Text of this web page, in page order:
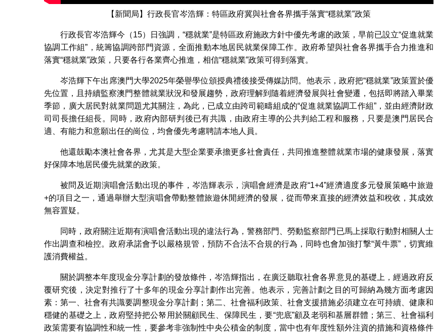
【新聞局】行政長官岑浩輝：特區政府冀與社會各界攜手落實“穩就業”政策
行政長官岑浩輝今（15）日強調，“穩就業”是特區政府施政方針中優先考慮的政策，早前已設立“促進就業
協調工作組”，統籌協調跨部門資源，全面推動本地居民就業保障工作。政府希望與社會各界攜手合力推進和
落實“穩就業”政策，只要各行各業齊心推進，相信“穩就業”政策可得到落實。
岑浩輝下午出席澳門大學2025年榮譽學位頒授典禮後接受傳媒訪問。他表示，政府把“穩就業”政策置於優
先位置，且持續監察澳門整體就業狀況和發展趨勢，政府理解到隨着經濟發展與社會變遷，包括即將踏入畢業
季節，廣大居民對就業問題尤其關注，為此，已成立由跨司範疇組成的“促進就業協調工作組”，並由經濟財政
司司長擔任組長。同時，政府內部研判後已有共識，由政府主導的公共判給工程和服務，只要是澳門居民合
適、有能力和意願出任的崗位，均會優先考慮聘請本地人員。
他還鼓勵本澳社會各界，尤其是大型企業要承擔更多社會責任，共同推進整體就業市場的健康發展，落實
好保障本地居民優先就業的政策。
被問及近期演唱會活動出現的事件，岑浩輝表示，演唱會經濟是政府“1+4”經濟適度多元發展策略中旅遊
+的項目之一，通過舉辦大型演唱會帶動整體旅遊休閒經濟的發展，從而帶來直接的經濟效益和稅收，其成效
無容置疑。
同時，政府關注近期有演唱會活動出現的違法行為，警務部門、勞動監察部門已馬上採取行動對相關人士
作出調查和檢控。政府承諾會予以嚴格規管，預防不合法不合規的行為，同時也會加強打撃“黃牛票”，切實維
護消費權益。
關於調整本年度現金分享計劃的發放條件，岑浩輝指出，在廣泛聽取社會各界意見的基礎上，經過政府反
覆研究後，決定對推行了十多年的現金分享計劃作出完善。他表示，完善計劃之目的可歸納為幾方面考慮因
素：第一、社會有共識要調整現金分享計劃；第二、社會福利政策、社會支援措施必須建立在可持續、健康和
穩健的基礎之上，政府堅持把公帑用於關顧民生、保障民生，要“兜底”顧及老弱和基層群體；第三、社會福利
政策需要有協調性和統一性，要參考非強制性中央公積金的制度，當中也有年度性額外注資的措施和資格條件